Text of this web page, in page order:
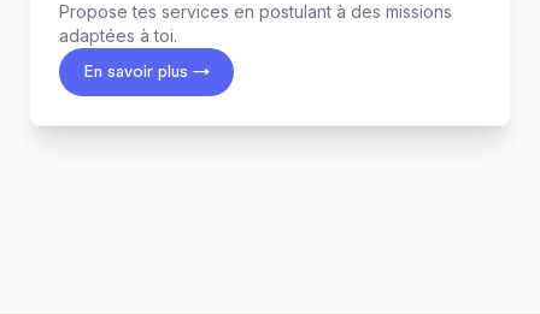
Propose tes services en postulant à des missions
adaptées à toi.
En savoir plus →